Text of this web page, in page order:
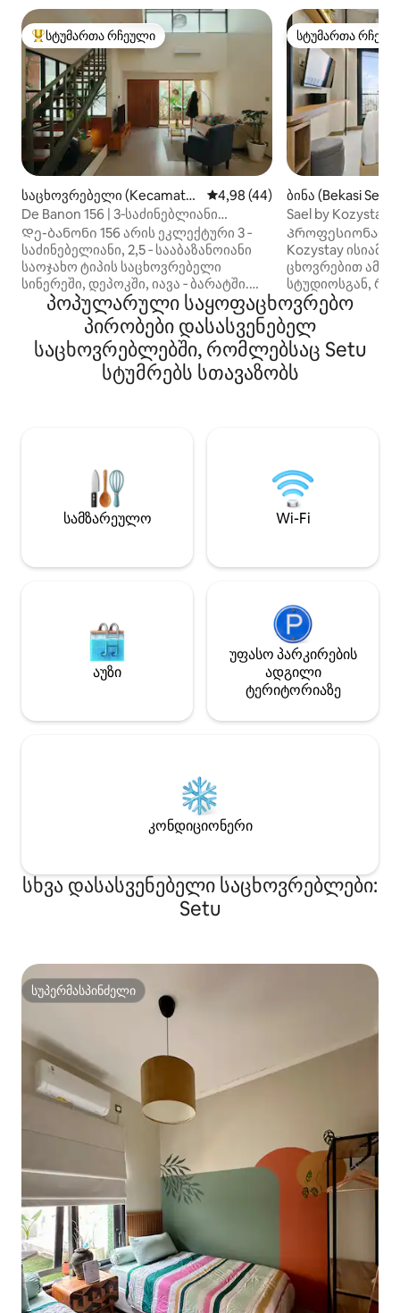
სტუმართა რჩეული მოწინავე ვარიანტი
სტუმართა რჩეული
საცხოვრებელი (Kecamata
n Cinere)
საშუალო შეფასებაა 5‑დან
4,98 (44)
De Banon 156 | 3‑საძინებლიანი
დიზაინერული სახლი სინერეში
Დე-ბანონი 156 არის ეკლექტური 3 ‑
საძინებელიანი, 2,5 ‑ სააბაზანოიანი
საოჯახო ტიპის საცხოვრებელი
სინერეში, დეპოკში, იავა ‑ ბარატში.
Სახლი მდებარეობს უსაფრთხო
შესასვლელ კომპლექსში, რომელშიც
მხოლოდ ერთი შესასვლელი და
გასასვლელია. Უბანი შესაფერისია
შინაური ცხოველებისა და
ბავშვებისთვის. Შესაფერისია
გარეშე. ალკოჰოლის გარეშე. Ჩვენ
გვიყვარს ჩვენი სახლი და
ვმასპინძლობთ მხოლოდ იმ სტუმრებს,
რომლებიც პასუხისმგებლობას იჩენენ
მათზე. Გთხოვთ, პატივი სცეთ სიჩუმის
საათებს 21.00 ‑ დან 08.00 ‑ მდე.
სტუმართა
სტუმართა
ბინა (Bekasi
Sael by Kozystay |
CBD
Kozystay ისიამოვნეთ ქალაქის
ცხოვრებით ამ
სტუდიოსგან,
თანამედროვე
თბილ ბუნებრივ
ქალაქის ყველა
მარტივად
ახალი
ბეკასის
ციფრული
(დეზინფექცია)
Netflix
პოპულარული საყოფაცხოვრებო
პირობები დასასვენებელ
საცხოვრებლებში, რომლებსაც Setu
სტუმრებს სთავაზობს
სამზარეულო Wi-Fi
აუზი
უფასო პარკირების
ადგილი
ტერიტორიაზე
კონდიციონერი
სხვა დასასვენებელი საცხოვრებლები:
Setu
სუპერმასპინძელი
სუპერმასპინძელი